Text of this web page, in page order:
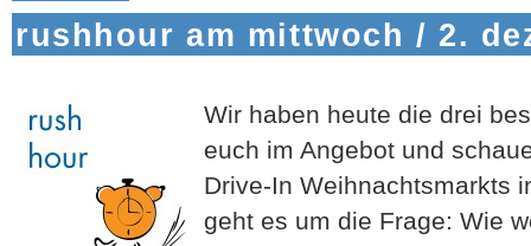
rushhour am mittwoch / 2.
Wir haben heute die drei
euch im Angebot und
Drive-In Weihnachtsmarkts
geht es um die Frage: Wie